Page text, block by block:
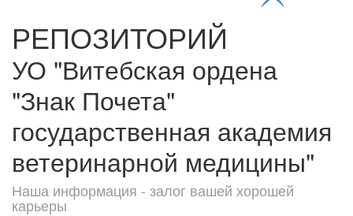
РЕПОЗИТОРИЙ
УО "Витебская ордена
"Знак Почета"
государственная академия
ветеринарной медицины"
Наша информация - залог вашей хорошей
карьеры